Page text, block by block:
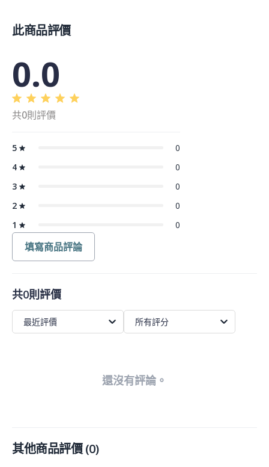
此商品評價
0.0
共0則評價
5
0
4
0
3
0
2
0
1
0
填寫商品評論
共0則評價
最近評價 所有評分
還沒有評論。
其他商品評價(0)